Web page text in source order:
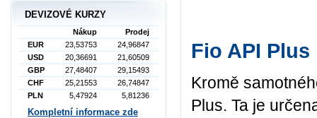
Fio API Plus
Kromě
Plus. Ta je
DEVIZOVÉ KURZY
Nákup
Prodej
EUR
23,53753
24,96847
USD
20,36691
21,60509
GBP
27,48407
29,15493
CHF
25,21553
26,74847
PLN
5,47924 5,81236
Kompletní informace zde